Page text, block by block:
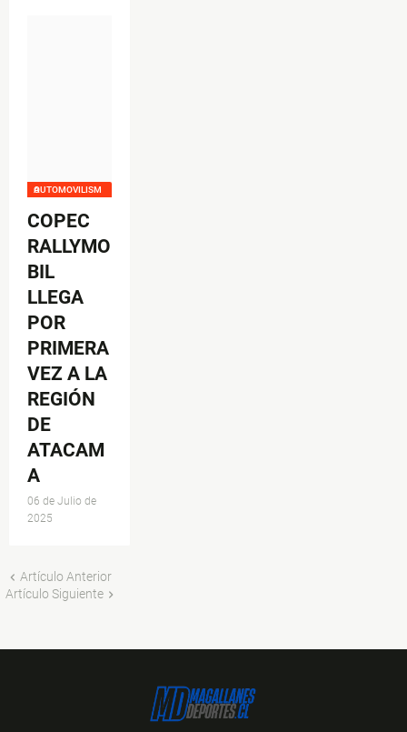
AUTOMOVILISMO
COPEC
RALLYMO
BIL
LLEGA
POR
PRIMERA
VEZ A LA
REGIÓN
DE
ATACAM
A
06 de Julio de
2025
Artículo Anterior
Artículo Siguiente